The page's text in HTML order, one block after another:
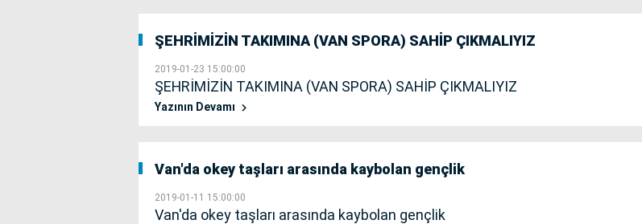
ŞEHRİMİZİN TAKIMINA (VAN SPORA) SAHİP ÇIKMALIYIZ
2019-01-23 15:00:00
ŞEHRİMİZİN TAKIMINA (VAN SPORA) SAHİP ÇIKMALIYIZ
Yazının Devamı
Van'da okey taşları arasında kaybolan gençlik
2019-01-11 15:00:00
Van'da okey taşları arasında kaybolan gençlik